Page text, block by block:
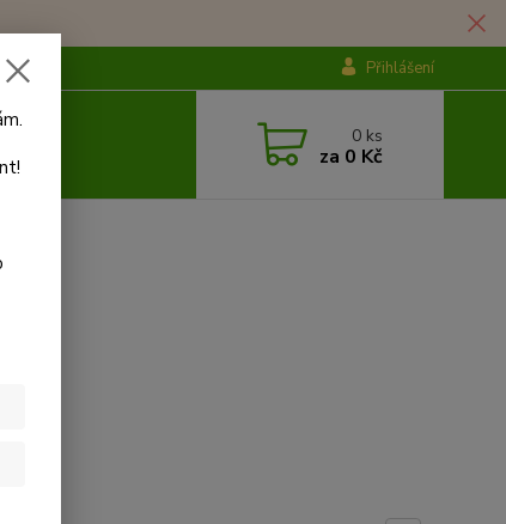
Přihlášení
0 ks
za 0 Kč